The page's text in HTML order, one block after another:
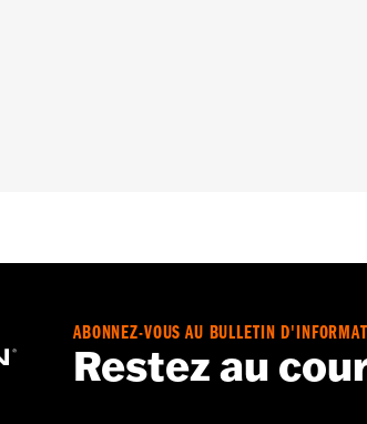
ABONNEZ-VOUS AU BULLETIN
Restez au